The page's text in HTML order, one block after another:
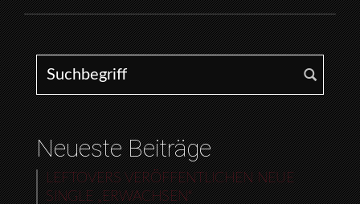
Search for:
Neueste Beiträge
LEFTOVERS VERÖFFENTLICHEN NEUE
SINGLE „ERWACHSEN“